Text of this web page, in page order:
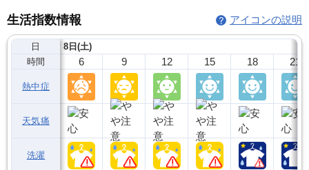
生活指数情報 アイコンの説明
日
時間
熱中症
天気痛
洗濯
8日(土)
6 9 12 15 18 21